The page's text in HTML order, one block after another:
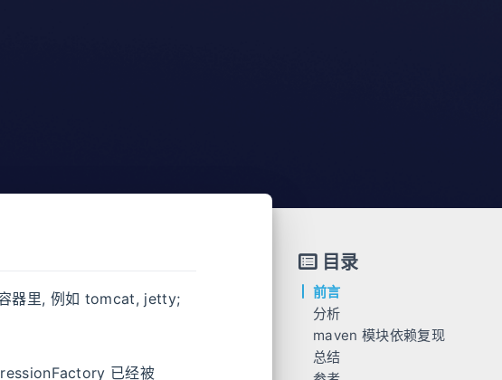
器里, 例如 tomcat, jetty;
已经被
目录
前言
分析
maven 模块依赖复现
Maven 依赖
总结